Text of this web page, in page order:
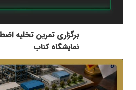
برگزاری تمرین تخلیه
نمایشگاه کتاب